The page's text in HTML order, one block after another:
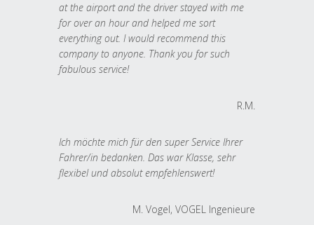
at the airport and the driver stayed with me
for over an hour and helped me sort
everything out. I would recommend this
company to anyone. Thank you for such
fabulous service!
R.M.
Ich möchte mich für den super Service Ihrer
Fahrer/in bedanken. Das war Klasse, sehr
flexibel und absolut empfehlenswert!
M. Vogel, VOGEL Ingenieure